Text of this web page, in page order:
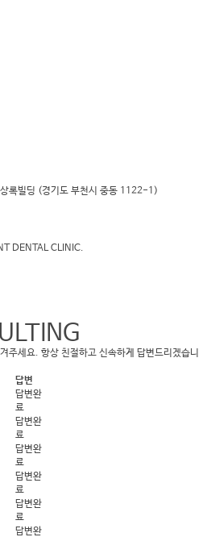
록빌딩 (경기도 부천시 중동 1122-1)
DENTAL CLINIC.
주세요. 항상 친절하고 신속하게 답변드리겠습니
답변
답변완
료
답변완
료
답변완
료
답변완
료
답변완
료
답변완